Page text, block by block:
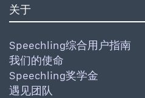
关于
Speechling综合用户指南
我们的使命
Speechling奖学金
遇见团队